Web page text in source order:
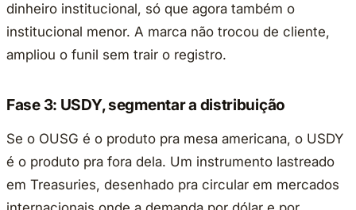
dinheiro institucional, só que agora também o
institucional menor. A marca não trocou de cliente,
ampliou o funil sem trair o registro.
Fase 3: USDY, segmentar a distribuição
Se o OUSG é o produto pra mesa americana, o USDY
é o produto pra fora dela. Um instrumento lastreado
em Treasuries, desenhado pra circular em mercados